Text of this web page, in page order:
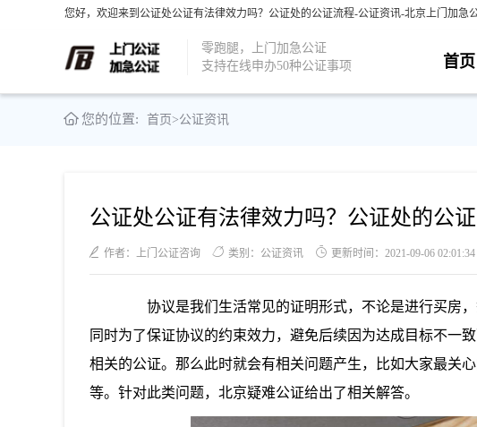
您好，欢迎来到公证处公证有法律效力吗？公证处的公证流程-公证资讯-北京上门加急
零跑腿，上门加急公证
支持在线申办50种公证事项
首页
您的位置: 首页>公证资讯
公证处公证有法律效力吗？公证处的公
作者：上门公证咨询 类别：公证资讯 更新时间：2021-09-06 02:01:34
协议是我们生活常见的证明形式，不论是进行买房，
同时为了保证协议的约束效力，避免后续因为达成目标不一
相关的公证。那么此时就会有相关问题产生，比如大家最关
等。针对此类问题，北京疑难公证给出了相关解答。